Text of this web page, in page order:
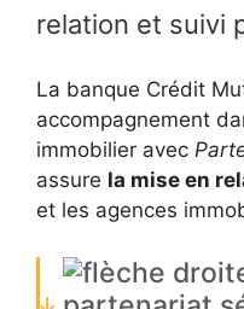
relation et suivi
La banque Crédit
accompagnement
immobilier avec
assure la mise en
et les agences